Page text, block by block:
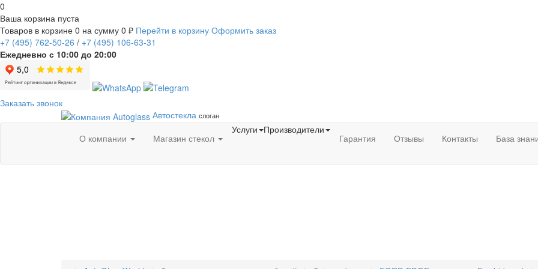
0
Ваша корзина пуста
Товаров в корзине 0 на сумму 0 ₽ Перейти в корзину Оформить заказ
+7 (495) 762-50-26 / +7 (495) 106-63-31
Ежедневно с 10:00 до 20:00
Заказать звонок
Автостекла слоган
О компании Магазин стекол
Услуги Производители
Гарантия Отзывы Контакты База